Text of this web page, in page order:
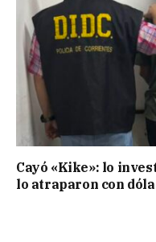
Cayó «Kike»: lo
lo atraparon con